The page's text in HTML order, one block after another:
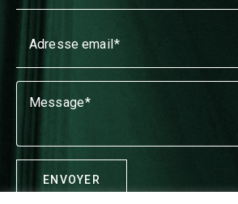
Adresse email
Message
ENVOYER